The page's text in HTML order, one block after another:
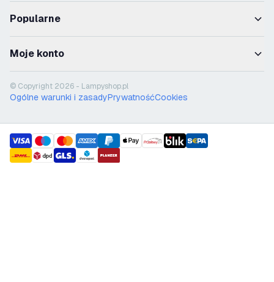
Popularne
Moje konto
© Copyright 2026 - Lampyshop.pl
Ogólne warunki i zasadyPrywatnośćCookies
payment methods
shipment methods